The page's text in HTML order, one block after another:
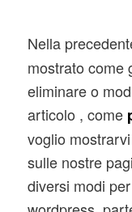
Nella
mostrato come
eliminare o
articolo , come
voglio
sulle nostre
diversi modi